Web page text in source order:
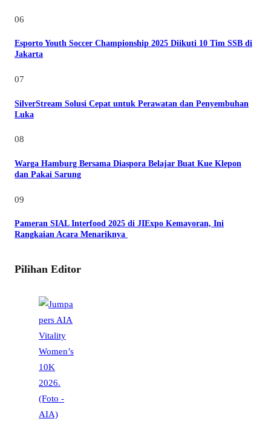
06
Esporto Youth Soccer Championship 2025 Diikuti 10 Tim SSB di
Jakarta
07
SilverStream Solusi Cepat untuk Perawatan dan Penyembuhan
Luka
08
Warga Hamburg Bersama Diaspora Belajar Buat Kue Klepon
dan Pakai Sarung
09
Pameran SIAL Interfood 2025 di JIExpo Kemayoran, Ini
Rangkaian Acara Menariknya
Pilihan Editor